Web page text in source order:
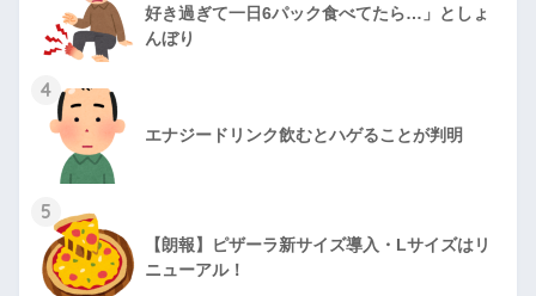
好き過ぎて一日6パック食べてたら…」としょ
んぼり
4
エナジードリンク飲むとハゲることが判明
5
【朗報】ピザーラ新サイズ導入・Lサイズはリ
ニューアル！